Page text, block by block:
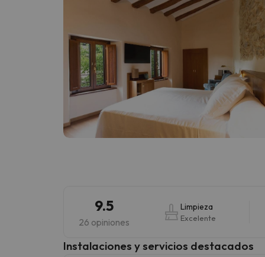
9.5
26 opiniones
Limpieza
Excelente
Instalaciones y servicios destacados